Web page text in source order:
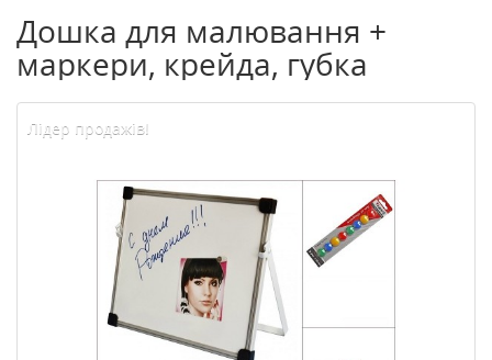
Дошка для малювання +
маркери, крейда, губка
Лідер продажів!